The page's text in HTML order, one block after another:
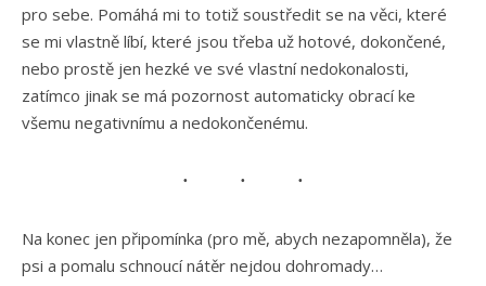
pro sebe. Pomáhá mi to totiž soustředit se na věci, které
se mi vlastně líbí, které jsou třeba už hotové, dokončené,
nebo prostě jen hezké ve své vlastní nedokonalosti,
zatímco jinak se má pozornost automaticky obrací ke
všemu negativnímu a nedokončenému.
Na konec jen připomínka (pro mě, abych nezapomněla), že
psi a pomalu schnoucí nátěr nejdou dohromady…